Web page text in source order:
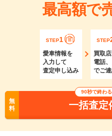
最高額で
STEP1
愛車情報を
入力して
査定申し込み
STEP
買取
電話
でご
無
料
90秒で終わ
一括査定